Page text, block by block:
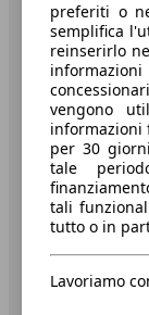
Società
A
Stampa
Media
Condizioni
preferiti o
semplifica
reinserirlo
vengono
informazioni
per 30
tale
tali
tutto o in
Lavoriamo